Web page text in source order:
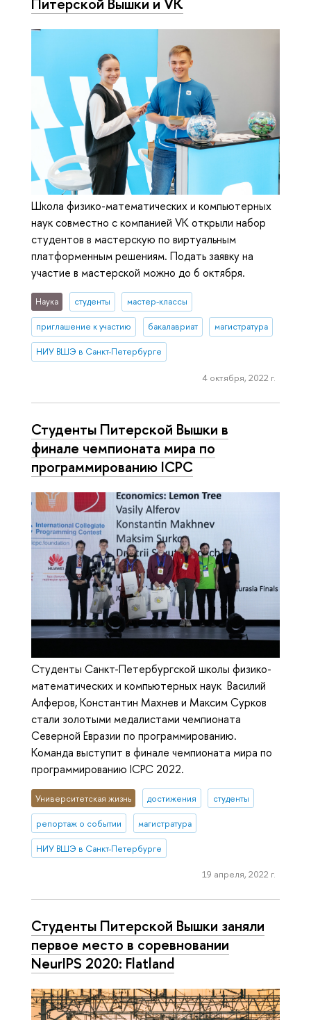
Школа физико-математических и компьютерных
наук совместно с компанией VK открыли набор
студентов в мастерскую по виртуальным
платформенным решениям. Подать заявку на
участие в мастерской можно до 6 октября.
Наука студенты мастер-классы
приглашение к участию бакалавриат магистратура
НИУ ВШЭ в Санкт-Петербурге
4 октября, 2022 г.
Студенты Питерской Вышки в
финале чемпионата мира по
программированию ICPC
Студенты Санкт-Петербургской школы физико-
математических и компьютерных наук Василий
Алферов, Константин Махнев и Максим Сурков
стали золотыми медалистами чемпионата
Северной Евразии по программированию.
Команда выступит в финале чемпионата мира по
программированию ICPC 2022.
Университетская жизнь достижения студенты
репортаж о событии магистратура
НИУ ВШЭ в Санкт-Петербурге
19 апреля, 2022 г.
Студенты Питерской Вышки заняли
первое место в соревновании
NeurIPS 2020: Flatland